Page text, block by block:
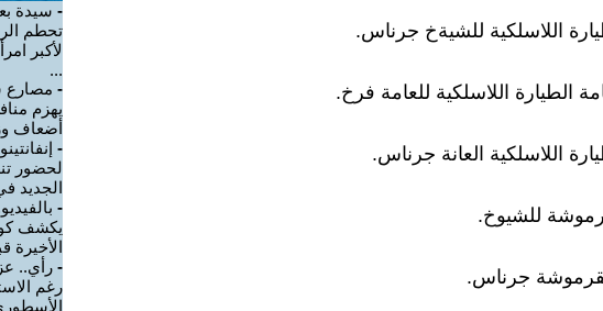
-
تحطم
لأكبر
...
- مصارع
أضعاف
-
لحضور
الجديد
-
يكشف
الأخيرة
- رأي..
رغم